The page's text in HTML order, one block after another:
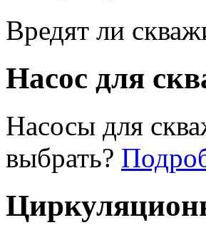
Вредят ли
Насос для
Насосы для
выбрать?